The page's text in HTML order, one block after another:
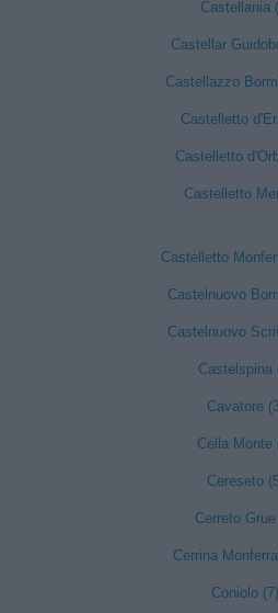
Castellania
Castellar
Castellazzo
Castelletto
Castelletto
Castelletto
Castelletto
Castelnuovo
Castelnuovo
Castelspina
Cavatore
Cella Monte
Cereseto
Cerreto
Cerrina
Coniolo (7)